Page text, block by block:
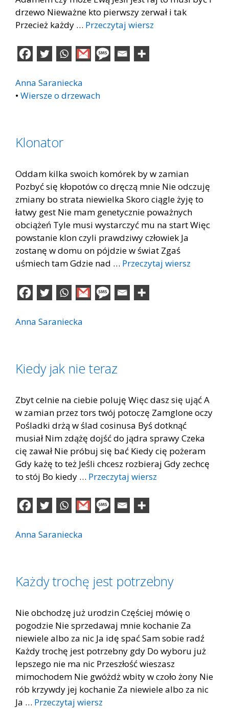
drzewo Nieważne kto pierwszy zerwał i tak
Przecież każdy … Przeczytaj wiersz
Anna Saraniecka
• Wiersze o drzewach
Klonator
Oddam kilka swoich komórek by w zamian
Pozbyć się kłopotów co dręczą mnie Nie odczuję
zmiany bo strata niewielka Skoro ciągle żyję to
łatwy gest Nie mam genetycznie poważnych
obciążeń Tyle musi wystarczyć mu na start Więc
powstanie klon czyli prawdziwy człowiek Ja
zostanę w domu on pójdzie w świat Zgaś
uśmiech tam Gdzie nad … Przeczytaj wiersz
Anna Saraniecka
Kiedy jak nie teraz
Zbyt celnie na ciebie poluję Więc dasz się ująć A
w zamian przez tors twój potoczę Zamglone oczy
Pośladki drżą w ślad cosinusa Byś dotknąć
musiał Nim zdążę dojść do jądra sprawy Czeka
cię zawał Nie próbuj się bać Kiedy cię pożeram
Gdy każę to też Jeśli chcesz rozbieraj Gdy zechcę
to stój Bo kiedy … Przeczytaj wiersz
Anna Saraniecka
Każdy trochę jest potrzebny
Nie obchodzę już urodzin Częściej mówię o
pogodzie Nie sprzedawaj mnie kochanie Za
niewiele albo za nic Ja idę spać Sam sobie radź
Każdy trochę jest potrzebny gdy Do wyboru już
lepszego nie ma nic Przeszłość wieszasz
mimochodem Nie gwóżdż wbity w czoło żony Nie
rób krzywdy jej kochanie Za niewiele albo za nic
Ja … Przeczytaj wiersz